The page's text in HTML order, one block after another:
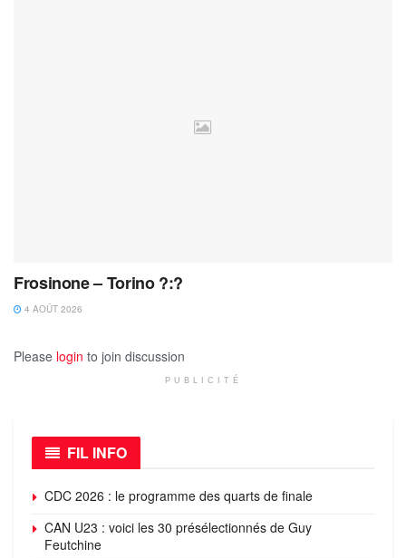
Frosinone – Torino ?:?
4 AOÛT 2026
Please login to join discussion
PUBLICITÉ
FIL INFO
CDC 2026 : le programme des quarts de finale
CAN U23 : voici les 30 présélectionnés de Guy
Feutchine